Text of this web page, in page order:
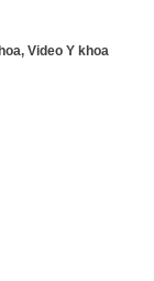
, Video Y khoa